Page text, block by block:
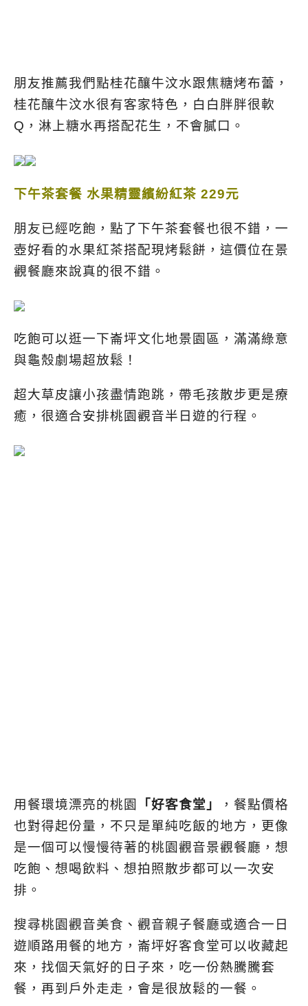
朋友推薦我們點桂花釀牛汶水跟焦糖烤布蕾，
桂花釀牛汶水很有客家特色，白白胖胖很軟
Q，淋上糖水再搭配花生，不會膩口。
下午茶套餐 水果精靈繽紛紅茶 229元
朋友已經吃飽，點了下午茶套餐也很不錯，一
壺好看的水果紅茶搭配現烤鬆餅，這價位在景
觀餐廳來說真的很不錯。
吃飽可以逛一下崙坪文化地景園區，滿滿綠意
與龜殼劇場超放鬆！
超大草皮讓小孩盡情跑跳，帶毛孩散步更是療
癒，很適合安排桃園觀音半日遊的行程。
用餐環境漂亮的桃園 「好客食堂」
，餐點價格
也對得起份量， 不只是單純吃飯的地方，更像
是一個可以慢慢待著的桃園觀音景觀餐廳，想
吃飽、想喝飲料、想拍照散步都可以一次安
排。
搜尋桃園觀音美食、觀音親子餐廳或適合一日
遊順路用餐的地方，崙坪好客食堂可以收藏起
來，找個天氣好的日子來，吃一份熱騰騰套
餐，再到戶外走走，會是很放鬆的一餐。